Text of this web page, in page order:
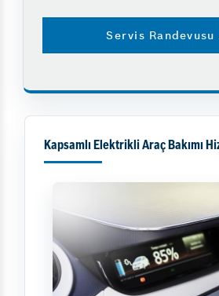
Servis Randevusu
Kapsamlı Elektrikli Araç Bakımı